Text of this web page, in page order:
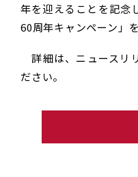
年を迎えることを記念
60周年キャンペーン」
詳細は、ニュースリ
ださい。